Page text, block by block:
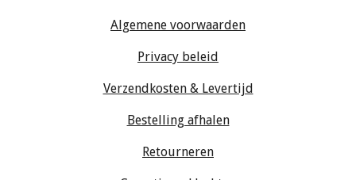
Algemene voorwaarden
Privacy beleid
Verzendkosten & Levertijd
Bestelling afhalen
Retourneren